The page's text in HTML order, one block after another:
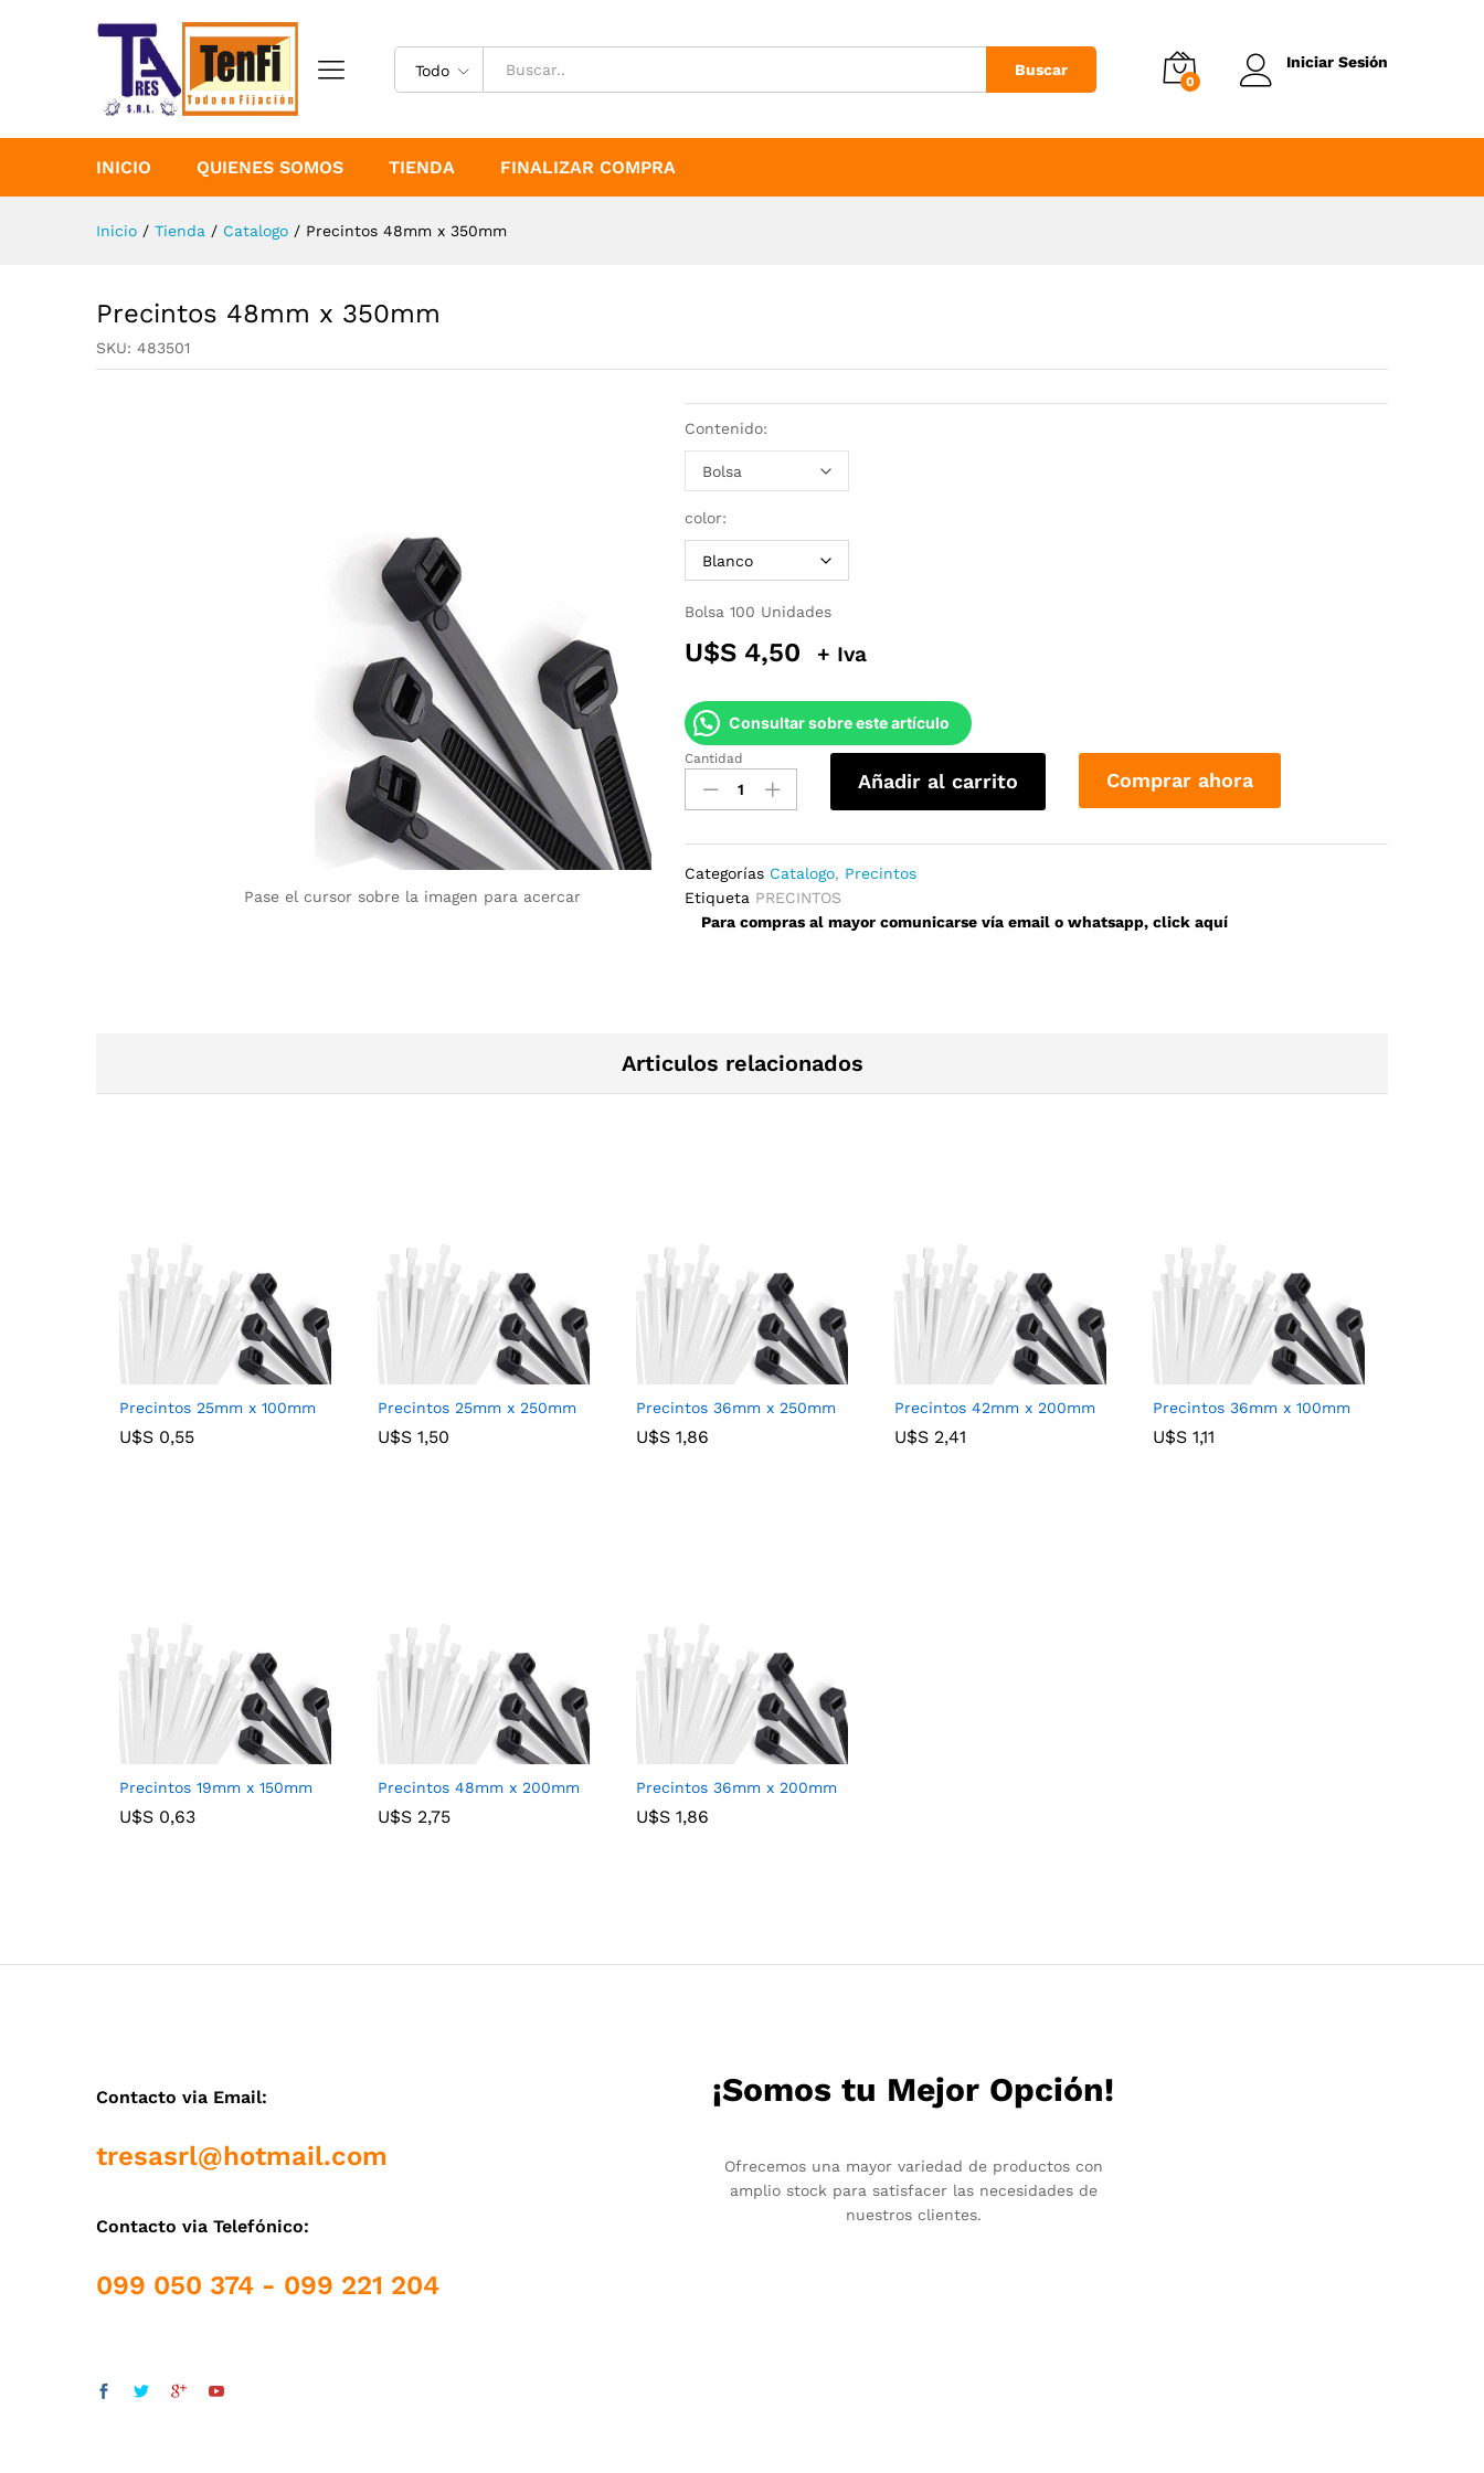
Todo Buscar
0
Iniciar Sesión
INICIO QUIENES SOMOS TIENDA FINALIZAR COMPRA
Inicio / Tienda / Catalogo / Precintos 48mm x 350mm
Precintos 48mm x 350mm
SKU: 483501
Pase el cursor sobre la imagen para acercar
Contenido:
color:
Bolsa 100 Unidades
U$S 4,50 + Iva
Consultar sobre este artículo
Precintos
48mm
x
Cantidad
Añadir al carrito Comprar ahora
Categorías Catalogo, Precintos
Etiqueta PRECINTOS
Para compras al mayor comunicarse vía email o whatsapp, click aquí
Articulos relacionados
Precintos 25mm x 100mm
U$S 0,55
U$S 0,55
Precintos 25mm x 250mm
U$S 1,50
U$S 1,50
Precintos 36mm x 250mm
U$S 1,86
U$S 1,86
Precintos 42mm x 200mm
U$S 2,41
U$S 2,41
Precintos 36mm x 100mm
U$S 1,11
U$S 1,11
Precintos 19mm x 150mm
U$S 0,63
U$S 0,63
Precintos 48mm x 200mm
U$S 2,75
U$S 2,75
Precintos 36mm x 200mm
U$S 1,86
U$S 1,86
Contacto via Email:
tresasrl@hotmail.com
Contacto via Telefónico:
099 050 374 - 099 221 204
¡Somos tu Mejor Opción!
Ofrecemos una mayor variedad de productos con
amplio stock para satisfacer las necesidades de
nuestros clientes.
Especificaciones